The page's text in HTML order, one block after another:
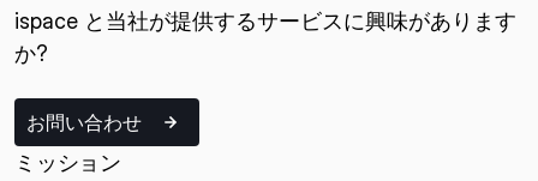
ispace と当社が提供するサービスに興味があります
か?
お問い合わせ
ミッション